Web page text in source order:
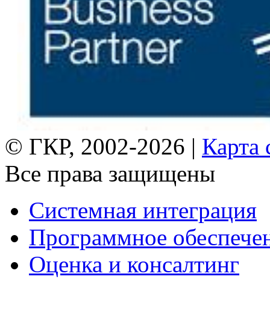
© ГКР, 2002-2026 | Карта
Все права защищены
Системная интеграция
Программное
Оценка и консалтинг